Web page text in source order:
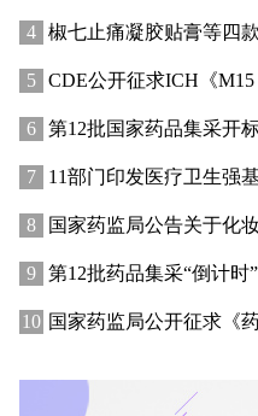
椒七止痛凝胶贴膏等四
CDE公开征求ICH《
第12批国家药品集采开
11部门印发医疗卫生强
国家药监局公告关于化
第12批药品集采“倒计时
国家药监局公开征求《